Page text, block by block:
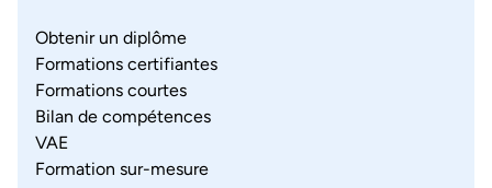
Obtenir un diplôme
Formations certifiantes
Formations courtes
Bilan de compétences
VAE
Formation sur-mesure